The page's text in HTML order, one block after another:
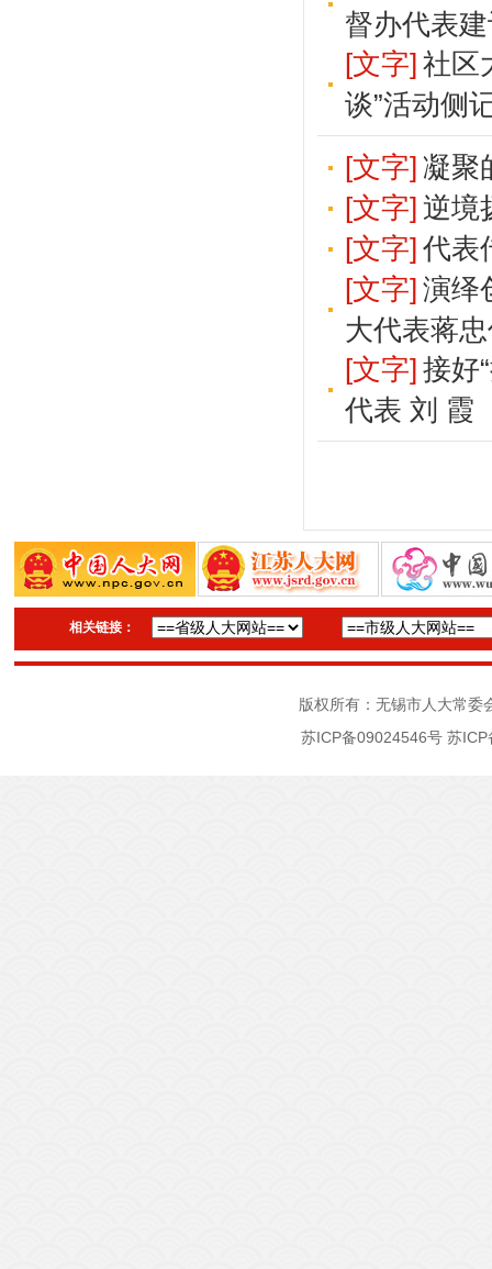
督办代表
[文字] 社区
谈”活动侧
[文字] 凝聚
[文字] 逆境
[文字] 代表
[文字] 演绎
大代表蒋
[文字] 接好
代表 刘 霞
相关链接：
版权所有：无锡市人大常
苏ICP备09024546号 苏ICP